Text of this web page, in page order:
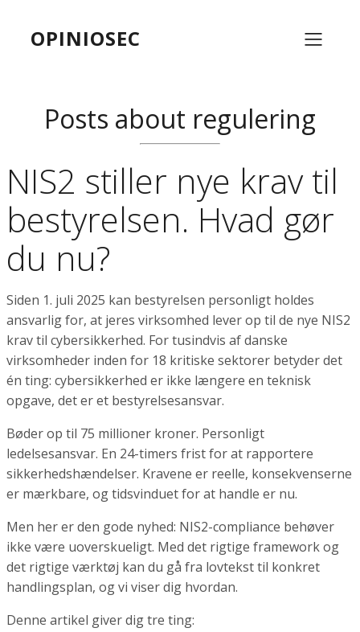
OPINIOSEC
Posts about regulering
NIS2 stiller nye krav til
bestyrelsen. Hvad gør
du nu?
Siden 1. juli 2025 kan bestyrelsen personligt holdes
ansvarlig for, at jeres virksomhed lever op til de nye NIS2
krav til cybersikkerhed. For tusindvis af danske
virksomheder inden for 18 kritiske sektorer betyder det
én ting: cybersikkerhed er ikke længere en teknisk
opgave, det er et bestyrelsesansvar.
Bøder op til 75 millioner kroner. Personligt
ledelsesansvar. En 24-timers frist for at rapportere
sikkerhedshændelser. Kravene er reelle, konsekvenserne
er mærkbare, og tidsvinduet for at handle er nu.
Men her er den gode nyhed: NIS2-compliance behøver
ikke være uoverskueligt. Med det rigtige framework og
det rigtige værktøj kan du gå fra lovtekst til konkret
handlingsplan, og vi viser dig hvordan.
Denne artikel giver dig tre ting: